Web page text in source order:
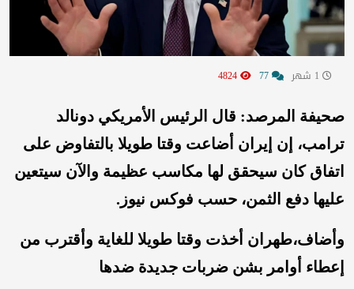
صحيفة المرصد: قال الرئيس الأمريكي دونالد
ترامب، إن إيران أضاعت وقتا طويلا بالتفاوض على
اتفاق كان سيحقق لها مكاسب عظيمة والآن سيتعين
عليها دفع الثمن، حسب فوكس نيوز.
وأضاف،طهران أخذت وقتا طويلا للغاية وأقترب من
إعطاء أوامر بشن ضربات جديدة ضدها